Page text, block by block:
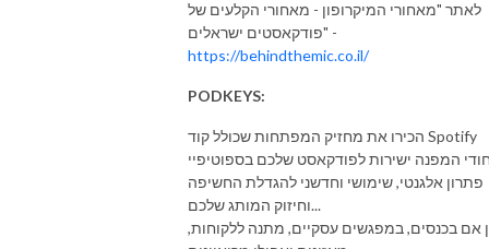
לאתר "מאחורי המיקרופון - מאחורי הקלעים של
פודקאסטים ישראלים" -
https://behindthemic.co.il/
PODKEYS:
הכירו את מחזיק המפתחות שכולל קוד Spotify
פתרון אלגנטי, שימושי וחדשני להגדלת החשיפה
וחיזוק המותג שלכם...
אם בכנסים, במפגשים עסקיים, מתנה ללקוחות,